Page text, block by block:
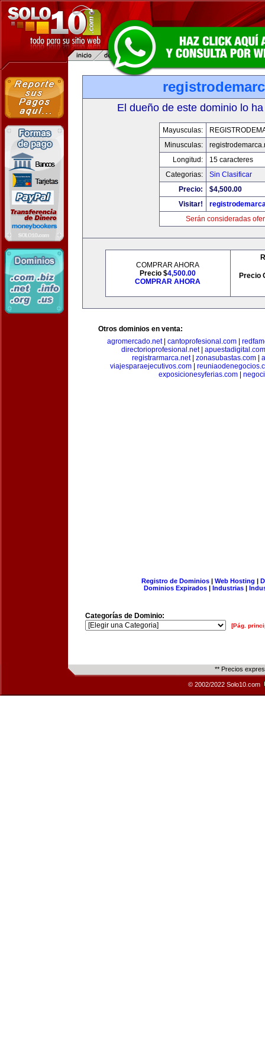
El dueño de este dominio lo
Mayusculas:
Minusculas:
Longitud:
15 caracteres
Categorias:
Sin Clasificar
Precio:
$4,500.00
Visitar!
Serán consideradas
COMPRAR AHORA
Precio $4,500.00
COMPRAR AHORA
Precio
Otros dominios en venta:
agromercado.net| cantoprofesional.com
directorioprofesional.net| apuestadigital.com
registrarmarca.net| zonasubastas.com|
viajesparaejecutivos.com|
exposicionesyferias.com
Registro de Dominios| Web Hosting |
Dominios Expirados | Industrias |
Categorías de Dominio:
[Pág.
** Precios
© 2002/2022 Solo10.com